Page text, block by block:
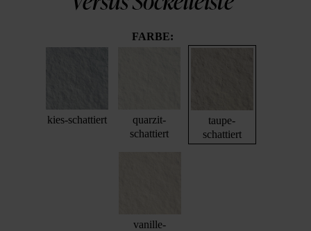
FARBE:
kies-schattiert
quarzit-
schattiert
taupe-
schattiert
vanille-